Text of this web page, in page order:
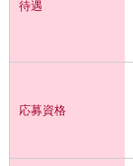
待遇
応募資格